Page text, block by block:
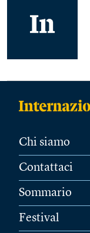
Chi siamo
Contattaci
Sommario
Festival